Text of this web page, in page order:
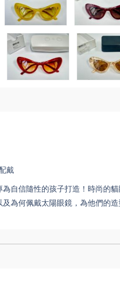
戴
為自信隨性的孩子打造！時尚的
為何佩戴太陽眼鏡，為他們的造